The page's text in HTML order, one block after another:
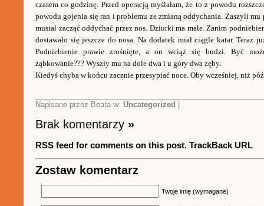
czasem co godzinę. Przed operacją myślałam, że to z powodu
powodu gojenia się ran i problemu ze zmianą oddychania. Zaszyli mu
musiał zacząć oddychać przez nos. Dziurki ma małe. Zanim
dostawało się jeszcze do nosa. Na dodatek miał ciągle katar. Teraz
Podniebienie prawie zrośnięte, a on wciąż się budzi. Być
ząbkowanie??? Wyszły mu na dole dwa i u góry dwa zęby.
Kiedyś chyba w końcu zacznie przesypiać noce. Oby wcześniej, niż
Napisane przez Beata w: Uncategorized
Brak komentarzy »
RSS feed for comments on this post. TrackBack URL
Zostaw komentarz
Twoje imię (wymagane)